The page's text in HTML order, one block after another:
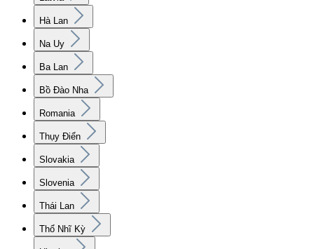
Hà Lan
Na Uy
Ba Lan
Bồ Đào Nha
Romania
Thụy Điển
Slovakia
Slovenia
Thái Lan
Thổ Nhĩ Kỳ